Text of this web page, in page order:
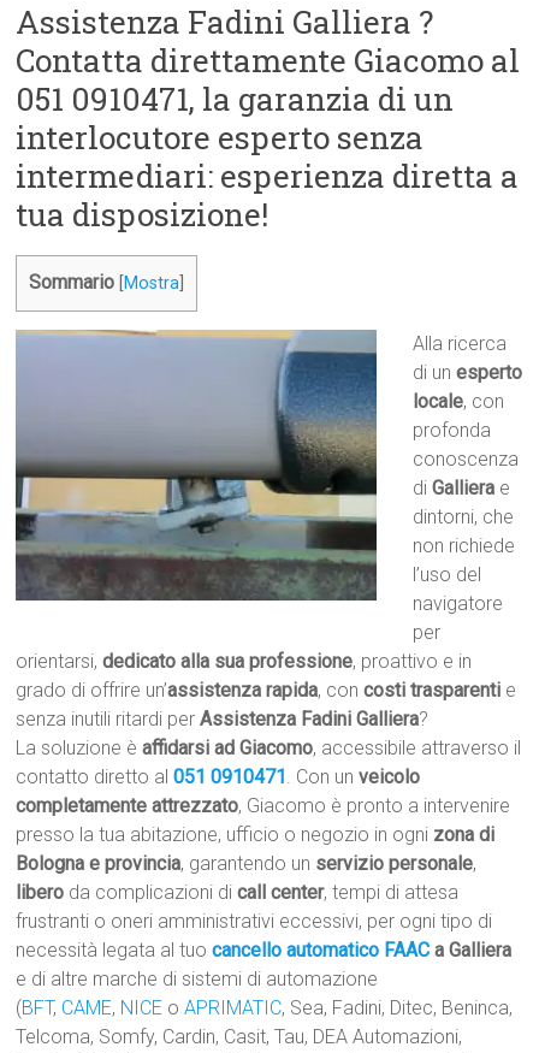
Assistenza Fadini Galliera ?
Contatta direttamente Giacomo al
051 0910471, la garanzia di un
interlocutore esperto senza
intermediari: esperienza diretta a
tua disposizione!
Sommario Mostra
Alla ricerca
di unesperto
locale, con
profonda
conoscenza
diGalliera e
dintorni, che
non richiede
l’uso del
navigatore
per
orientarsi,dedicato alla sua professione, proattivo e in
grado di offrire un’assistenza rapida, concosti trasparenti e
senza inutili ritardi perAssistenza Fadini Galliera?
La soluzione èaffidarsi ad Giacomo, accessibile attraverso il
contatto diretto al051 0910471 . Con unveicolo
completamente attrezzato, Giacomo è pronto a intervenire
presso la tua abitazione, ufficio o negozio in ogni zona di
Bologna e provincia, garantendo un servizio personale,
libero da complicazioni dicall center, tempi di attesa
frustranti o oneri amministrativi eccessivi, per ogni tipo di
necessità legata al tuocancello automatico FAAC a Galliera
e di altre marche di sistemi di automazione
(BFT, CAME, NICE oAPRIMATIC, Sea, Fadini, Ditec, Beninca,
Telcoma, Somfy, Cardin, Casit, Tau, DEA Automazioni,